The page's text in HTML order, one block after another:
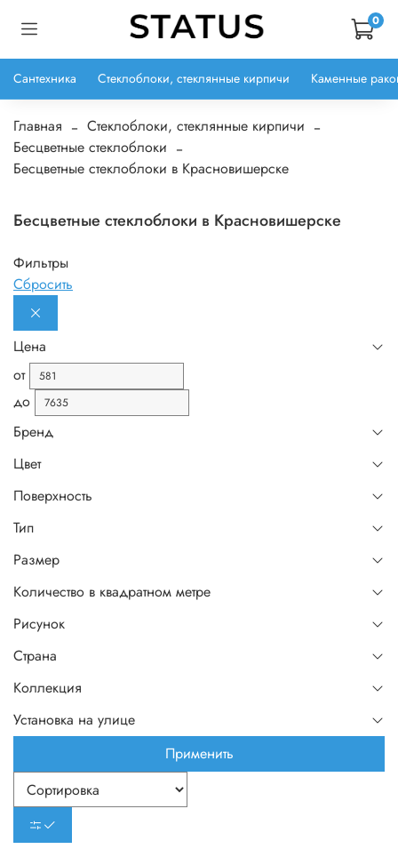
0
Сантехника Стеклоблоки, стеклянные кирпичи Каменные
Главная
Стеклоблоки, стеклянные кирпичи
Бесцветные стеклоблоки
Бесцветные стеклоблоки в Красновишерске
Бесцветные стеклоблоки в Красновишерске
Фильтры
Сбросить
Цена
от
до
Бренд
Цвет
Поверхность
Тип
Размер
Количество в квадратном метре
Рисунок
Страна
Коллекция
Установка на улице
Применить